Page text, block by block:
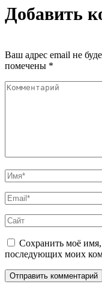
Добавить
Ваш адрес email не
помечены *
Сохранить моё имя,
последующих моих